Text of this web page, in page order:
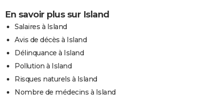
En savoir plus sur Island
Salaires à Island
Avis de décès à Island
Délinquance à Island
Pollution à Island
Risques naturels à Island
Nombre de médecins à Island